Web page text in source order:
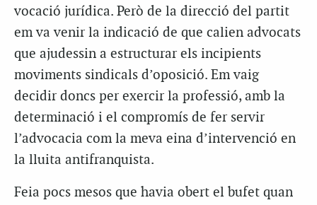
vocació jurídica. Però de la direcció del partit
em va venir la indicació de que calien advocats
que ajudessin a estructurar els incipients
moviments sindicals d’oposició. Em vaig
decidir doncs per exercir la professió, amb la
determinació i el compromís de fer servir
l’advocacia com la meva eina d’intervenció en
la lluita antifranquista.
Feia pocs mesos que havia obert el bufet quan